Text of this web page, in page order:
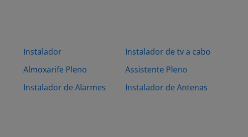
Instalador
Almoxarife Pleno
Instalador de Alarmes
Instalador de tv a cabo
Assistente Pleno
Instalador de Antenas